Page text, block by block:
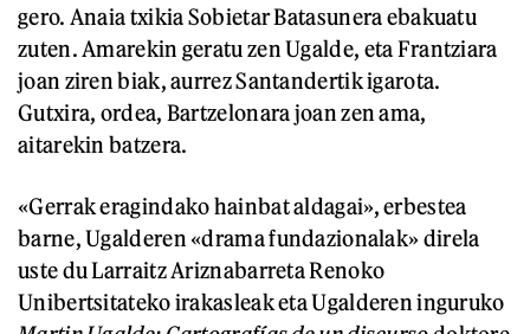
gero. Anaia txikia Sobietar Batasunera ebakuatu
zuten. Amarekin geratu zen Ugalde, eta Frantziara
joan ziren biak, aurrez Santandertik igarota.
Gutxira, ordea, Bartzelonara joan zen ama,
aitarekin batzera.
«Gerrak eragindako hainbat aldagai», erbestea
barne, Ugalderen «drama fundazionalak» direla
uste du Larraitz Ariznabarreta Renoko
Unibertsitateko irakasleak eta Ugalderen inguruko